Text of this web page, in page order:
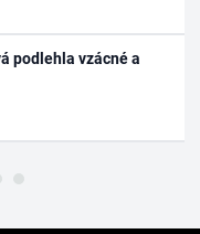
podlehla vzácné a